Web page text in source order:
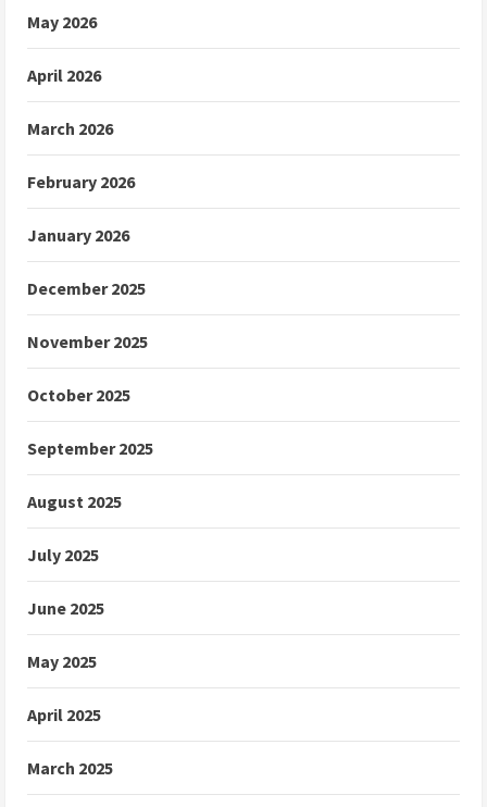
May 2026
April 2026
March 2026
February 2026
January 2026
December 2025
November 2025
October 2025
September 2025
August 2025
July 2025
June 2025
May 2025
April 2025
March 2025